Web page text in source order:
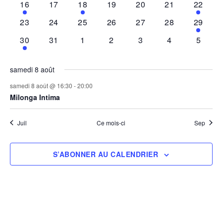
1
événement
16
0
événements
17
2
événements
18
0
19
0
20
0
événements
21
1
22
0
23
0
24
0
25
0
26
0
27
0
événements
28
1
29
1
événement
30
0
31
0
1
0
2
0
3
0
4
0
5
samedi 8 août
samedi 8 août @ 16:30 -20:00
Milonga Intima
Juil Ce mois-ci Sep
S’ABONNER AU CALENDRIER